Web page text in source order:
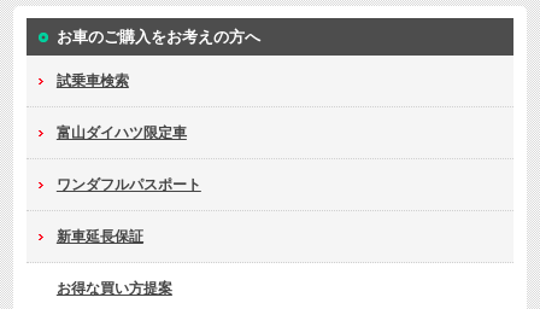
お車のご購入をお考えの方へ
試乗車検索
富山ダイハツ限定車
ワンダフルパスポート
新車延長保証
お得な買い方提案